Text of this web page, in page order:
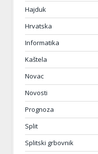
Hajduk
Hrvatska
Informatika
Kaštela
Novac
Novosti
Prognoza
Split
Splitski grbovnik